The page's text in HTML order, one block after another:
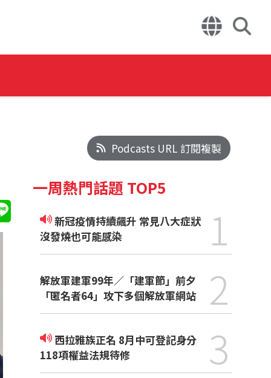
Podcasts URL 訂閱複製
一周熱門話題 TOP5
新冠疫情持續飆升 常見八大症狀
沒發燒也可能感染
1
解放軍建軍99年／「建軍節」前夕
「匿名者64」攻下多個解放軍網站
2
118項權益法規待修
3